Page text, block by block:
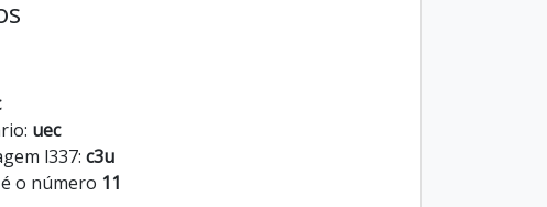
uec
l337: c3u
o número 11